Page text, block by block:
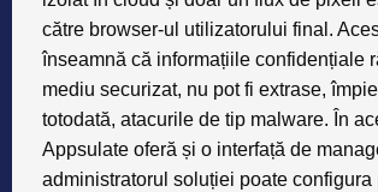
către browser-ul utilizatorului final.
înseamnă că informațiile confidențiale
mediu securizat, nu pot fi extrase,
totodată, atacurile de tip malware. În
Appsulate oferă și o interfață de
administratorul soluției poate configura